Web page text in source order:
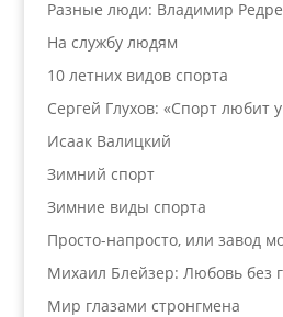
Разные люди: Владимир
На службу людям
10 летних видов спорта
Сергей Глухов: «Спорт любит
Исаак Валицкий
Зимний спорт
Зимние виды спорта
Просто-напросто, или завод
Михаил Блейзер: Любовь без
Мир глазами стронгмена